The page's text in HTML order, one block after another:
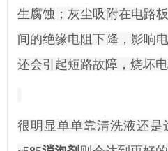
生腐蚀；灰尘吸附在电路
间的绝缘电阻下降，影响
还会引起短路故障，烧坏
很明显单单靠清洗液还是